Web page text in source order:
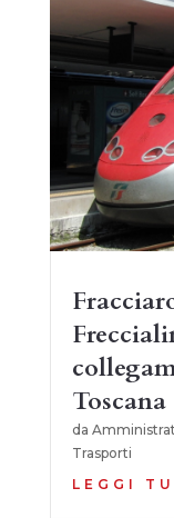
Toscana
da
Trasporti
LEGGI